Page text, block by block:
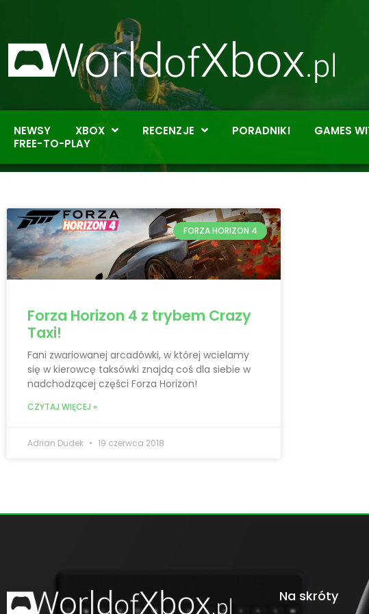
NEWSY XBOX RECENZJE PORADNIKI GAMES
FREE-TO-PLAY
FORZA HORIZON 4
Forza Horizon 4 z trybem Crazy
Taxi!
Fani zwariowanej arcadówki, w której wcielamy
się w kierowcę taksówki znajdą coś dla siebie w
nadchodzącej części Forza Horizon!
CZYTAJ WIĘCEJ »
Adrian Dudek 19 czerwca 2018
Na skróty